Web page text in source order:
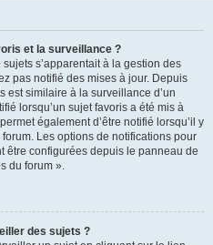
et la surveillance ?
s’apparentait à la gestion des
pas notifié des mises à jour. Depuis
est similaire à la surveillance d’un
lorsqu’un sujet favoris a été mis à
également d’être notifié lorsqu’il y
Les options de notifications pour
être configurées depuis le panneau de
du forum ».
des sujets ?